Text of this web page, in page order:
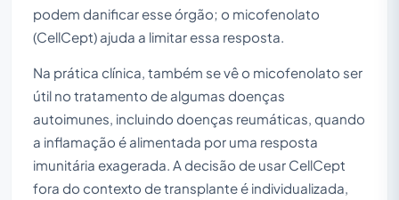
podem danificar esse órgão; o micofenolato
(CellCept) ajuda a limitar essa resposta.
Na prática clínica, também se vê o micofenolato ser
útil no tratamento de algumas doenças
autoimunes, incluindo doenças reumáticas, quando
a inflamação é alimentada por uma resposta
imunitária exagerada. A decisão de usar CellCept
fora do contexto de transplante é individualizada,